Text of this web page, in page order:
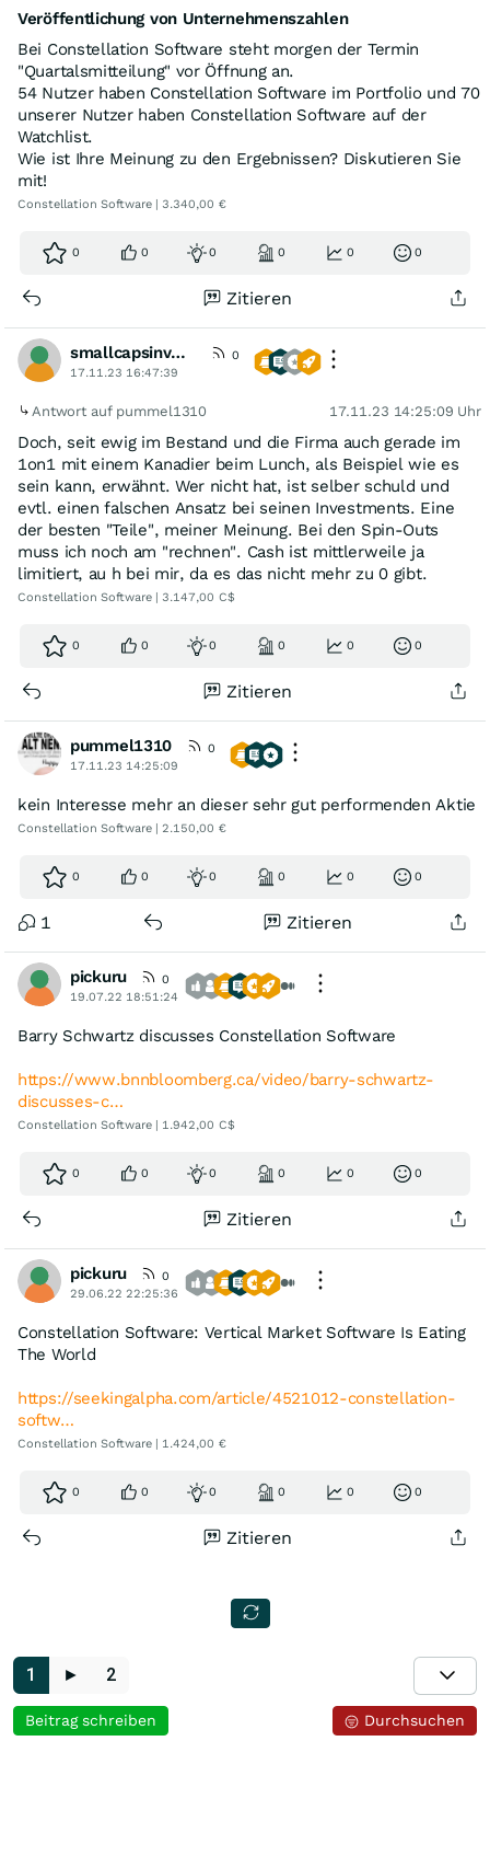
Veröffentlichung von Unternehmenszahlen
Bei Constellation Software steht morgen der Termin
"Quartalsmitteilung" vor Öffnung an.
54 Nutzer haben Constellation Software im Portfolio und 70
unserer Nutzer haben Constellation Software auf der
Watchlist.
Wie ist Ihre Meinung zu den Ergebnissen? Diskutieren Sie
mit!
Constellation Software | 3.340,00 €
0 0 0 0 0 0
Zitieren
smallcapsinvestments
0
17.11.23 16:47:39
Antwort auf pummel1310 17.11.23 14:25:09 Uhr
Doch, seit ewig im Bestand und die Firma auch gerade im
1on1 mit einem Kanadier beim Lunch, als Beispiel wie es
sein kann, erwähnt. Wer nicht hat, ist selber schuld und
evtl. einen falschen Ansatz bei seinen Investments. Eine
der besten "Teile", meiner Meinung. Bei den Spin-Outs
muss ich noch am "rechnen". Cash ist mittlerweile ja
limitiert, au h bei mir, da es das nicht mehr zu 0 gibt.
Constellation Software | 3.147,00 C$
0 0 0 0 0 0
Zitieren
pummel1310
0
17.11.23 14:25:09
kein Interesse mehr an dieser sehr gut performenden Aktie
Constellation Software | 2.150,00 €
0 0 0 0 0 0
1 Zitieren
pickuru
0
19.07.22 18:51:24
Barry Schwartz discusses Constellation Software
https://www.bnnbloomberg.ca/video/barry-schwartz-
discusses-c…
Constellation Software | 1.942,00 C$
0 0 0 0 0 0
Zitieren
pickuru
0
29.06.22 22:25:36
Constellation Software: Vertical Market Software Is Eating
The World
https://seekingalpha.com/article/4521012-constellation-
softw…
Constellation Software | 1.424,00 €
0 0 0 0 0 0
Zitieren
1 ► 2
Durchsuchen
Beitrag schreiben